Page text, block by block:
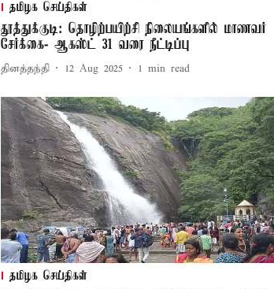
தமிழக செய்திகள்
தூத்துக்குடி: தொழிற்பயிற்சி நிலையங்களில் மாணவர்
சேர்க்கை- ஆகஸ்ட் 31 வரை நீட்டிப்பு
தினத்தந்தி 12 Aug 2025 1 min read
தமிழக செய்திகள்